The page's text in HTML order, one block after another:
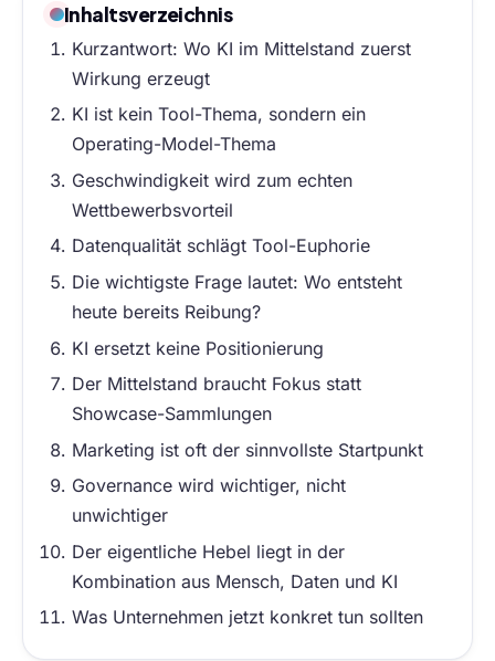
Inhaltsverzeichnis
Kurzantwort: Wo KI im Mittelstand zuerst
Wirkung erzeugt
KI ist kein Tool-Thema, sondern ein
Operating-Model-Thema
Geschwindigkeit wird zum echten
Wettbewerbsvorteil
Datenqualität schlägt Tool-Euphorie
Die wichtigste Frage lautet: Wo entsteht
heute bereits Reibung?
KI ersetzt keine Positionierung
Der Mittelstand braucht Fokus statt
Showcase-Sammlungen
Marketing ist oft der sinnvollste Startpunkt
Governance wird wichtiger, nicht
unwichtiger
Der eigentliche Hebel liegt in der
Kombination aus Mensch, Daten und KI
Was Unternehmen jetzt konkret tun sollten